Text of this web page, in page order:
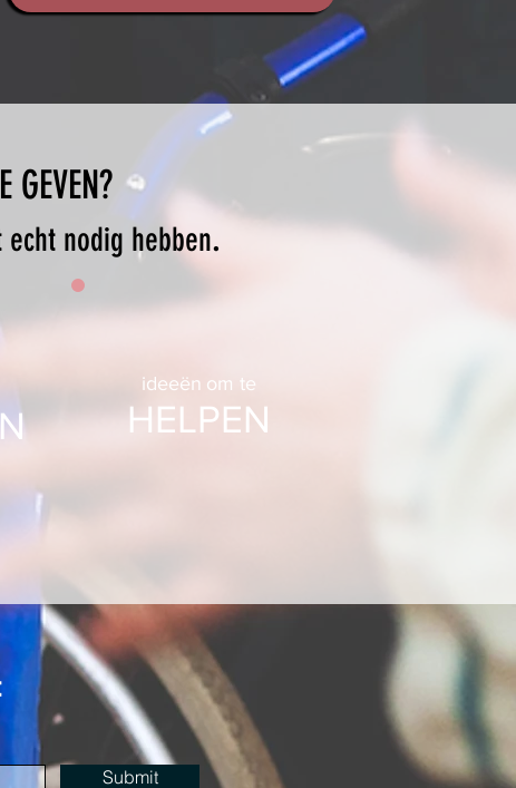
GEVEN?
nodig hebben.
ideeën om te
HELPEN
Submit